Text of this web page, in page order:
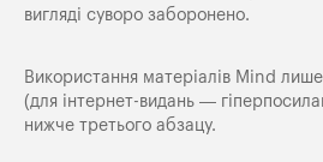
вигляді суворо заборонено.
Використання матеріалів Mind
(для інтернет-видань —
нижче третього абзацу.